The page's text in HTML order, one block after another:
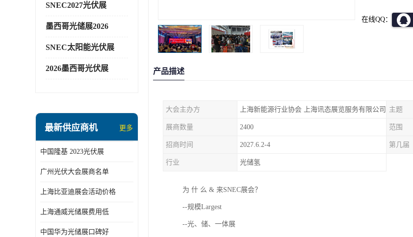
SNEC2027光伏展
墨西哥光储展2026
SNEC太阳能光伏展
2026墨西哥光伏展
最新供应商机 更多
中国隆基 2023光伏展
广州光伏大会展商名单
上海比亚迪展会活动价格
上海通威光储展费用低
中国华为光储展口碑好
在线QQ：
产品描述
大会主办方 上海新能源行业协会 上海讯态展览服务有限公司 主题
展商数量 2400 范围
招商时间 2027.6.2-4 第几届
行业 光储氢
为 什 么 & 来SNEC展会？
--规模Largest
--光、储、一体展